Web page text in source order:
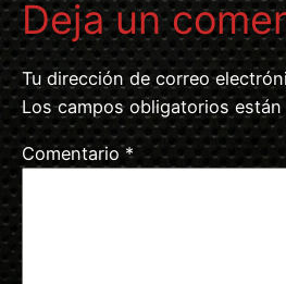
Deja un
Tu dirección de correo
Los campos obligatorios
Comentario*